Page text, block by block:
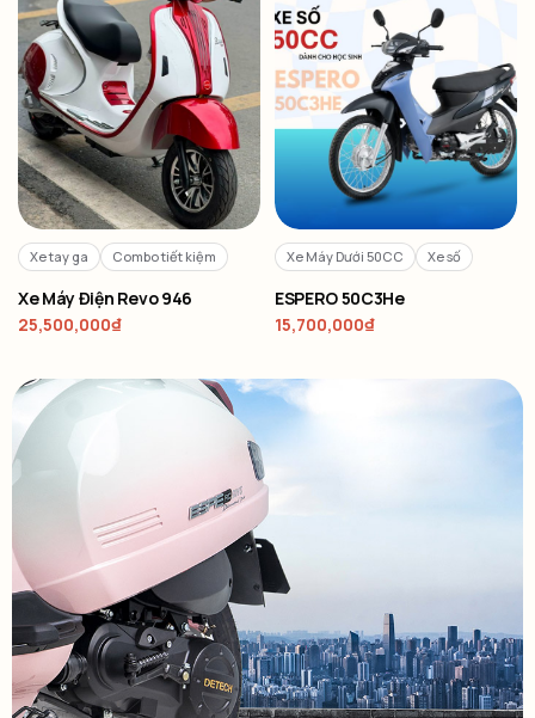
Xe tay ga Combo tiết kiệm
Xe Máy Điện Revo 946
25,500,000₫
Xe Máy Dưới 50CC Xe số
ESPERO 50C3He
15,700,000₫